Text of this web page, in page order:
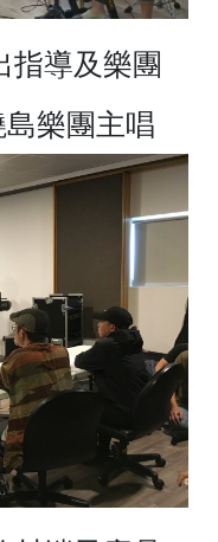
指導及樂團
樂團主唱